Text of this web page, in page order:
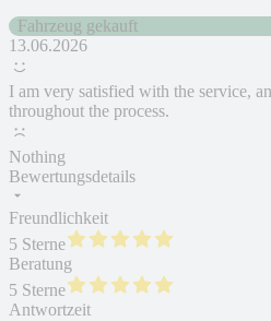
Fahrzeug gekauft
13.06.2026
I am very satisfied with the service,
throughout the process.
Nothing
Bewertungsdetails
Freundlichkeit
5 Sterne
Beratung
5 Sterne
Antwortzeit